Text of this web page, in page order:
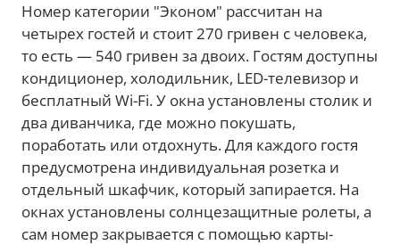
Номер категории "Эконом" рассчитан на
четырех гостей и стоит 270 гривен с человека,
то есть — 540 гривен за двоих. Гостям доступны
кондиционер, холодильник, LED-телевизор и
бесплатный Wi-Fi. У окна установлены столик и
два диванчика, где можно покушать,
поработать или отдохнуть. Для каждого гостя
предусмотрена индивидуальная розетка и
отдельный шкафчик, который запирается. На
окнах установлены солнцезащитные ролеты, а
сам номер закрывается с помощью карты-